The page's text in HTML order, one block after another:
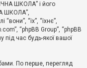
ШКОЛА” і його
ШКОЛА”,
“їх”, “їхнє”,
“phpBB Group”, “phpBB
під час будь-якої вашої
По перше, перегляд